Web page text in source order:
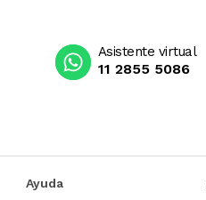
Asistente virtual
11 2855 5086
Ayuda